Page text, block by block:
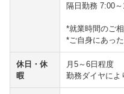
隔日勤務 7:00
*就業時間のご相
*ご自身にあっ
休日・休
暇
月5～6日程度
勤務ダイヤによ